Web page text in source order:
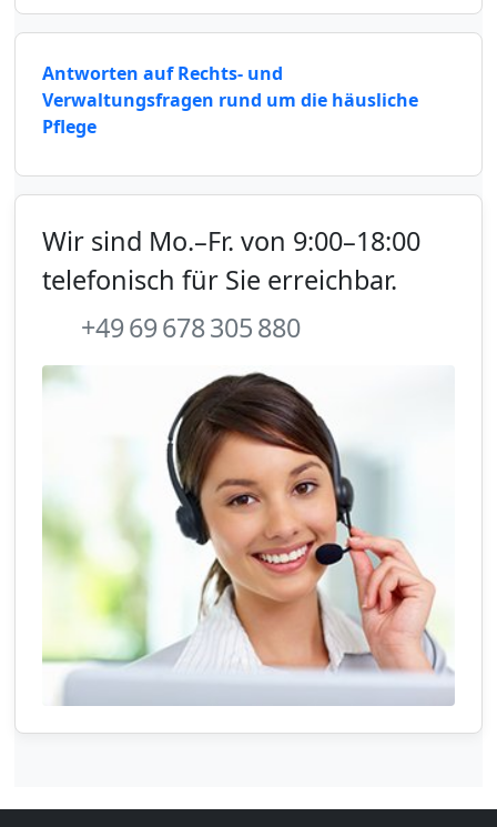
Antworten auf Rechts- und
Verwaltungsfragen rund um die häusliche
Pflege
Wir sind Mo.–Fr. von 9:00–18:00
telefonisch für Sie erreichbar.
+49 69 678 305 880